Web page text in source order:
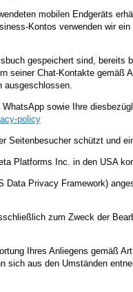
mobilen Endgeräts
Kontos verwenden wir
gespeichert sind,
seiner Chat-Kontakte
ausgeschlossen.
sowie Ihre
policy
Seitenbesucher schützt und
Platforms Inc. in den USA
Privacy Framework)
zum Zweck der
Ihres Anliegens
aus den Umständen